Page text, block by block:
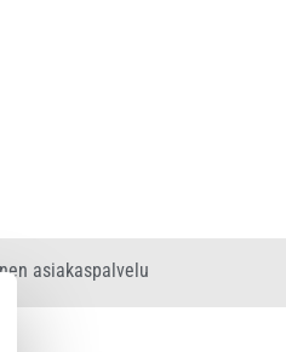
asiakaspalvelu